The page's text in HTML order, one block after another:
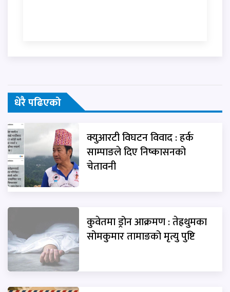
धेरै पढिएको
क्युआरटी विघटन विवाद : हर्क
साम्पाङले दिए निष्कासनको
चेतावनी
कुवेतमा ड्रोन आक्रमण : तेह्रथुमका
सोमकुमार तामाङको मृत्यु पुष्टि